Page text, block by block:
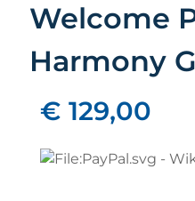
Welcome
Harmony
€ 129,00